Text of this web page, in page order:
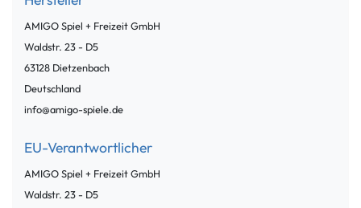
AMIGO Spiel + Freizeit GmbH
Waldstr. 23 - D5
63128 Dietzenbach
Deutschland
info@amigo-spiele.de
EU-Verantwortlicher
AMIGO Spiel + Freizeit GmbH
Waldstr. 23 - D5